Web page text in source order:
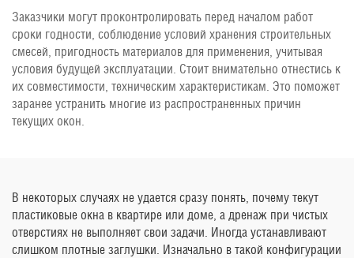
Заказчики могут проконтролировать перед началом работ
сроки годности, соблюдение условий хранения строительных
смесей, пригодность материалов для применения, учитывая
условия будущей эксплуатации. Стоит внимательно отнестись к
их совместимости, техническим характеристикам. Это поможет
заранее устранить многие из распространенных причин
текущих окон.
В некоторых случаях не удается сразу понять, почему текут
пластиковые окна в квартире или доме, а дренаж при чистых
отверстиях не выполняет свои задачи. Иногда устанавливают
слишком плотные заглушки. Изначально в такой конфигурации